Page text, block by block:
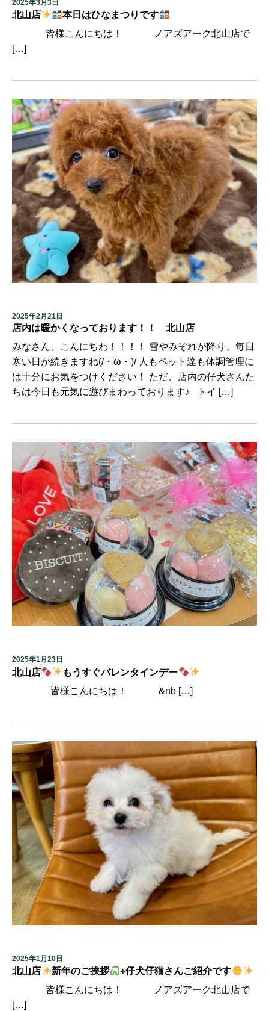
2025年3月3日
北山店
本日はひなまつりです
皆様こんにちは！ ノアズアーク北山店で
[…]
2025年2月21日
店内は暖かくなっております！！ 北山店
みなさん、こんにちわ！！！！ 雪やみぞれが降り、毎日
寒い日が続きますね(/・ω・)/ 人もペット達も体調管理に
は十分にお気をつけください！ ただ、店内の仔犬さんた
ちは今日も元気に遊びまわっております♪ トイ […]
2025年1月23日
北山店
もうすぐバレンタインデー
皆様こんにちは！ &nb […]
2025年1月10日
北山店 新年のご挨拶
+仔犬仔猫さんご紹介です
皆様こんにちは！ ノアズアーク北山店で
[…]